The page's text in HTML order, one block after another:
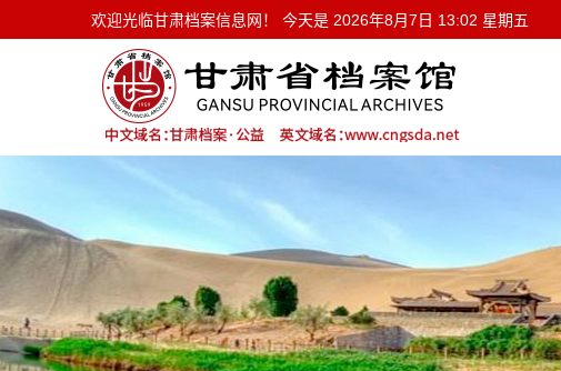
欢迎光临甘肃档案信息网！ 今天是 2026年8月7日 13:02 星期五